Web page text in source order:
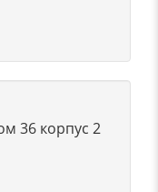
36 корпус 2